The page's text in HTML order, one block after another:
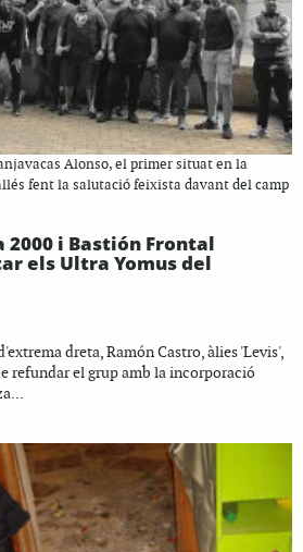
Alonso, el primer situat en la
fent la salutació feixista davant del camp
2000 i Bastión Frontal
els Ultra Yomus del
dreta, Ramón Castro, àlies 'Levis',
refundar el grup amb la incorporació